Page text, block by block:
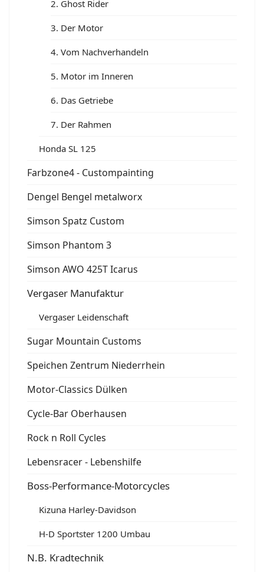
2. Ghost Rider
3. Der Motor
4. Vom Nachverhandeln
5. Motor im Inneren
6. Das Getriebe
7. Der Rahmen
Honda SL 125
Farbzone4 - Custompainting
Dengel Bengel metalworx
Simson Spatz Custom
Simson Phantom 3
Simson AWO 425T Icarus
Vergaser Manufaktur
Vergaser Leidenschaft
Sugar Mountain Customs
Speichen Zentrum Niederrhein
Motor-Classics Dülken
Cycle-Bar Oberhausen
Rock n Roll Cycles
Lebensracer - Lebenshilfe
Boss-Performance-Motorcycles
Kizuna Harley-Davidson
H-D Sportster 1200 Umbau
N.B. Kradtechnik